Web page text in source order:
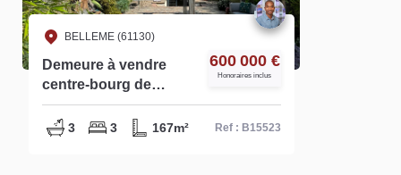
BELLEME (61130)
Demeure à vendre
centre-bourg de
Bellême - Réf B15523
600 000 €
Honoraires inclus
3 3 167m² Ref : B15523